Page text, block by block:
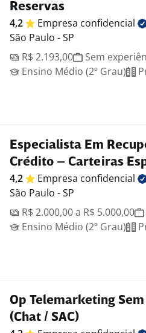
Reservas
4,2 Empresa confidencial
São Paulo - SP
R$ 2.193,00
Sem
Ensino Médio (2º Grau)
Especialista Em
Crédito – Carteiras
4,2 Empresa confidencial
São Paulo - SP
R$ 2.000,00 a R$ 5.000,00
Ensino Médio (2º Grau)
Op Telemarketing
(Chat / SAC)